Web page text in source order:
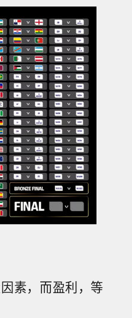
素，而盈利，等